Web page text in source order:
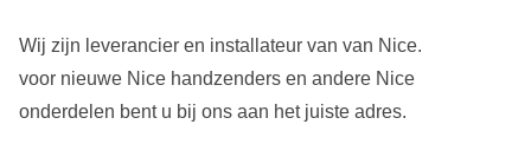
Wij zijn leverancier en installateur van van Nice.
voor nieuwe Nice handzenders en andere Nice
onderdelen bent u bij ons aan het juiste adres.